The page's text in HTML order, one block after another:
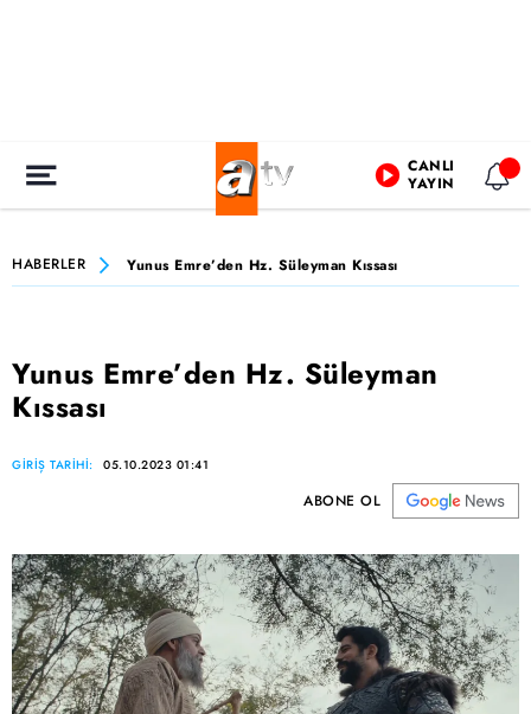
CANLI
YAYIN
HABERLER Yunus Emre’den Hz. Süleyman Kıssası
Yunus Emre’den Hz. Süleyman
Kıssası
GİRİŞ TARİHİ: 05.10.2023 01:41
ABONE OL